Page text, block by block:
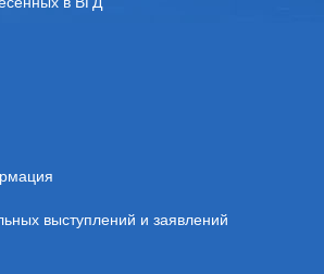
выступлений и заявлений